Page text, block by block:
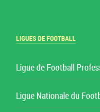
LIGUES DE FOOTBALL
Ligue de Football
Ligue Nationale du